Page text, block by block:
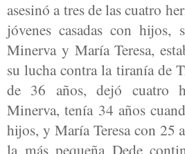
asesinó a tres de las cuatro
jóvenes casadas con hijos,
Minerva y María Teresa,
su lucha contra la tiranía de
de 36 años, dejó cuatro
Minerva, tenía 34 años
hijos, y María Teresa con 25
la más pequeña Dede